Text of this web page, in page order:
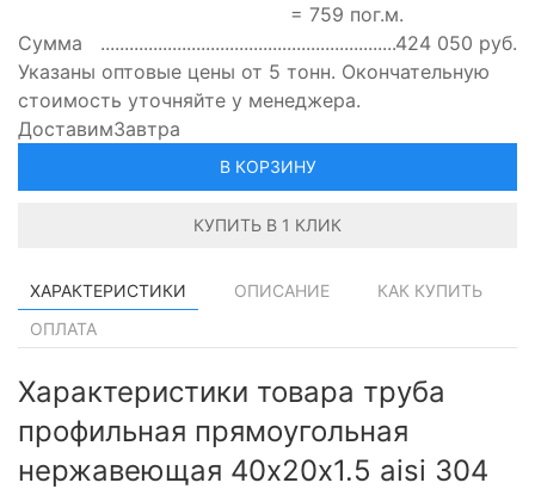
= 759 пог.м.
Сумма
424 050 руб.
Указаны оптовые цены от 5 тонн. Окончательную
стоимость уточняйте у менеджера.
ДоставимЗавтра
В КОРЗИНУ
КУПИТЬ В 1 КЛИК
ХАРАКТЕРИСТИКИ ОПИСАНИЕ
КАК КУПИТЬ
ОПЛАТА
Характеристики товара труба
профильная прямоугольная
нержавеющая 40х20х1.5 aisi 304